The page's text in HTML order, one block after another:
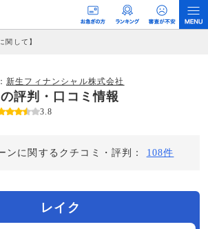
関して】
が支払われるという収益モデルです。 ただし、特定の
ではなく、当編集部の調査／ユーザーへの口コミ収集な
た情報提供を行っています。
新生フィナンシャル株式会社
評判・口コミ情報
3.8
ンに関するクチコミ・評判： 108件
レイク